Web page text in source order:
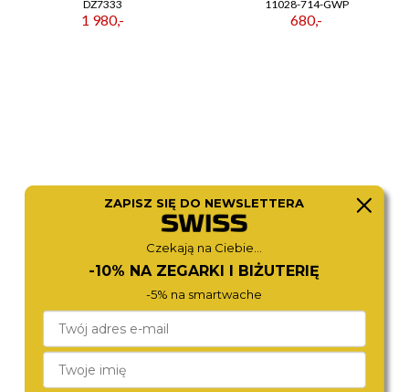
DZ7333
1 980,-
11028-714-GWP
680,-
MICHAEL KORS
MK4339
MICHAEL KORS
MK6356
ZAPISZ SIĘ DO NEWSLETTERA
Czekają na Ciebie...
-10% NA ZEGARKI I BIŻUTERIĘ
-5% na smartwache